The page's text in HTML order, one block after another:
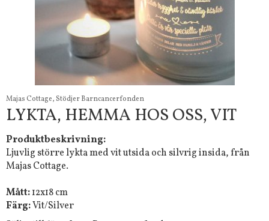
Majas Cottage, Stödjer Barncancerfonden
LYKTA, HEMMA HOS OSS, VIT
Produktbeskrivning:
Ljuvlig större lykta med vit utsida och silvrig insida, från
Majas Cottage.
Mått:12x18 cm
Färg:Vit/Silver